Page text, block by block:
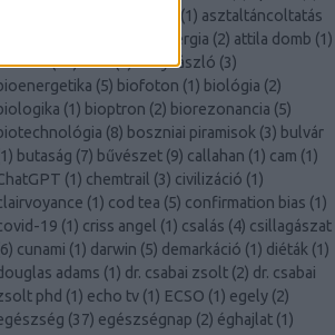
(1) asztaltáncoltatás
atomenergia (2) attila domb (1)
(14)aura(2)béky lászló (3)
(5) biofoton (1) biológia (2)
(1) bioptron (2) biorezonancia (5)
(8) boszniai piramisok (3) bulvár
1) butaság (7) bűvészet (9) callahan (1) cam (1)
(1) chemtrail (3) civilizáció (1)
(1) cod tea (5) confirmation bias (1)
19 (1) criss angel (1) csalás (4) csillagászat
6) cunami (1) darwin (5) demarkáció (1) diéták (1)
adams (1) dr. csabai zsolt (2) dr. csabai
phd (1) echo tv (1) ECSO (1) egely (2)
(37) egészségnap (2) éghajlat (1)